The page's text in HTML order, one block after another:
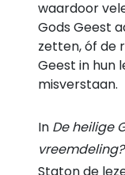
waardoor
Gods Geest
zetten, óf de
Geest in hun
misverstaan.
In De heilige
vreemdeling?